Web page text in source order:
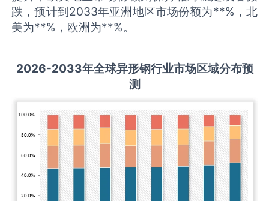
跌，预计到2033年亚洲地区市场份额为**%，北
美为**%，欧洲为**%。
2026-2033年全球异形钢行业市场区域分布预
测